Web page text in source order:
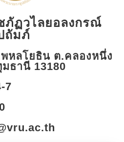
ภัฏวไลยอลงกรณ์
ถัมภ์
หลโยธิน ต.คลองหนึ่ง
ธานี 13180​
7